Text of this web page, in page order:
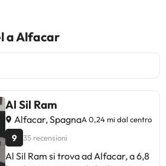
a Alfacar
Al Sil Ram
Alfacar, SpagnaA 0,24 mi dal centro
9 35 recensioni
Al Sil Ram si trova ad Alfacar, a 6,8